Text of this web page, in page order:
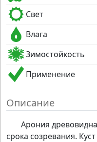
Свет
Влага
Зимостойкость
Применение
Описание
Арония
срока созревания.